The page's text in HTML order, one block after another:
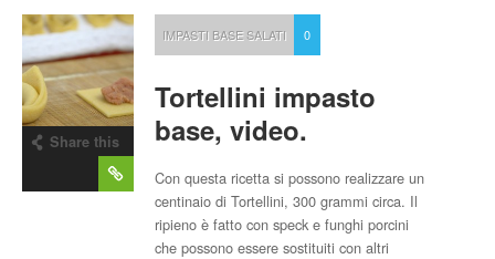
Share this
IMPASTI BASE SALATI 0
Tortellini impasto
base, video.
Con questa ricetta si possono realizzare un
centinaio di Tortellini, 300 grammi circa. Il
ripieno è fatto con speck e funghi porcini
che possono essere sostituiti con altri